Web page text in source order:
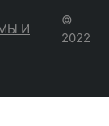
И
©
2022